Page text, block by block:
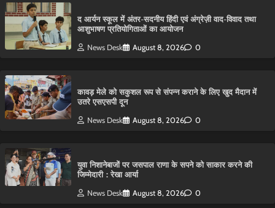
द आर्यन स्कूल में अंतर-सदनीय हिंदी एवं अंग्रेज़ी वाद-विवाद तथा
आशुभाषण प्रतियोगिताओं का आयोजन
News Desk August 8, 2026 0
कावड़ मेले को सकुशल रूप से संपन्न कराने के लिए खुद मैदान में
उतरे एसएसपी दून
News Desk August 8, 2026 0
युवा निशानेबाजों पर जसपाल राणा के सपने को साकार करने की
जिम्मेदारी : रेखा आर्या
News Desk August 8, 2026 0